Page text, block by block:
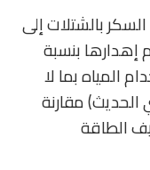
بالشتلات إلى
بنسبة
المياه بما لا
الحديث) مقارنة
الطاقة